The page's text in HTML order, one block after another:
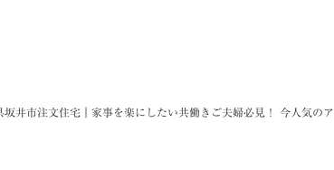
坂井市注文住宅｜家事を楽にしたい共働きご夫婦必見！ 今人気の